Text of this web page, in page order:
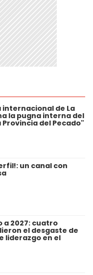
internacional de La
la pugna interna del
del Pecado"
un canal con
a 2027: cuatro
el desgaste de
liderazgo en el